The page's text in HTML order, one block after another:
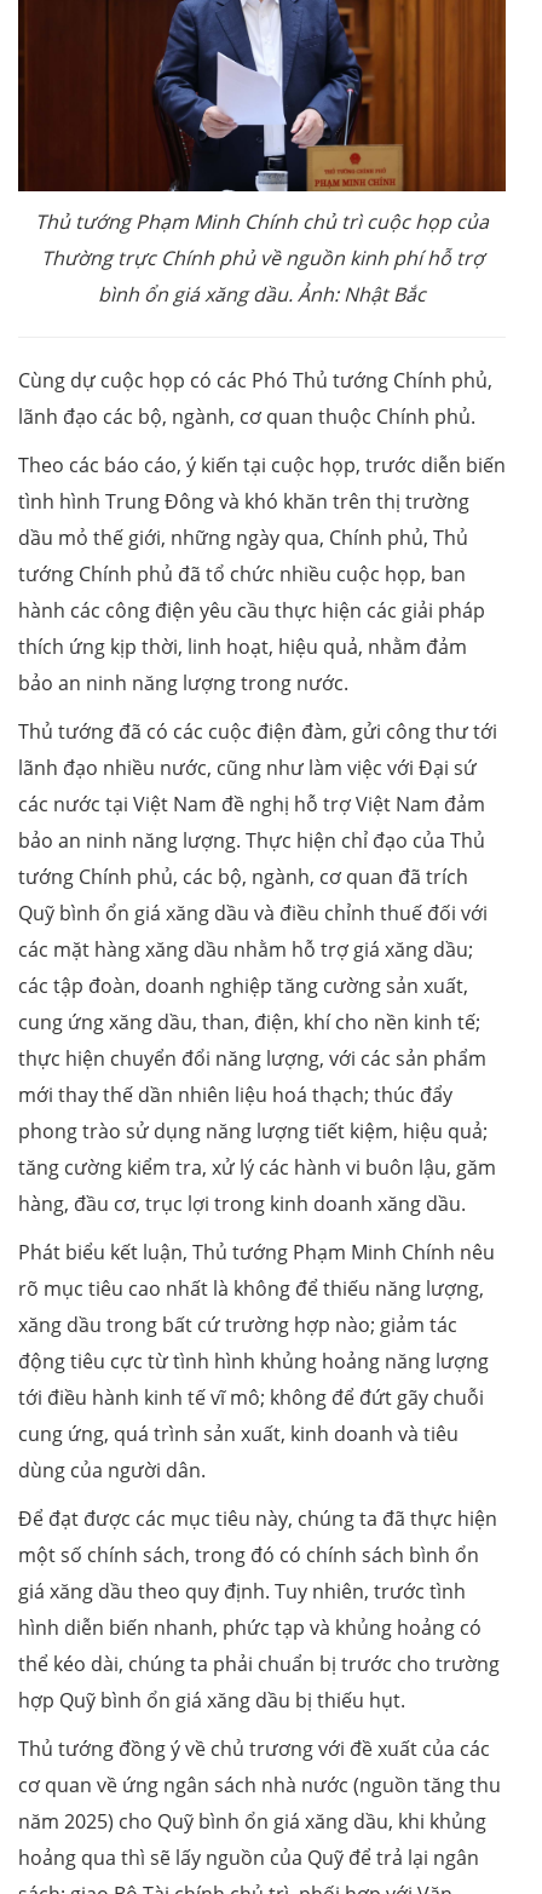
Thủ tướng Phạm Minh Chính chủ trì cuộc họp của
Thường trực Chính phủ về nguồn kinh phí hỗ trợ
bình ổn giá xăng dầu. Ảnh: Nhật Bắc
Cùng dự cuộc họp có các Phó Thủ tướng Chính phủ,
lãnh đạo các bộ, ngành, cơ quan thuộc Chính phủ.
Theo các báo cáo, ý kiến tại cuộc họp, trước diễn biến
tình hình Trung Đông và khó khăn trên thị trường
dầu mỏ thế giới, những ngày qua, Chính phủ, Thủ
tướng Chính phủ đã tổ chức nhiều cuộc họp, ban
hành các công điện yêu cầu thực hiện các giải pháp
thích ứng kịp thời, linh hoạt, hiệu quả, nhằm đảm
bảo an ninh năng lượng trong nước.
Thủ tướng đã có các cuộc điện đàm, gửi công thư tới
lãnh đạo nhiều nước, cũng như làm việc với Đại sứ
các nước tại Việt Nam đề nghị hỗ trợ Việt Nam đảm
bảo an ninh năng lượng. Thực hiện chỉ đạo của Thủ
tướng Chính phủ, các bộ, ngành, cơ quan đã trích
Quỹ bình ổn giá xăng dầu và điều chỉnh thuế đối với
các mặt hàng xăng dầu nhằm hỗ trợ giá xăng dầu;
các tập đoàn, doanh nghiệp tăng cường sản xuất,
cung ứng xăng dầu, than, điện, khí cho nền kinh tế;
thực hiện chuyển đổi năng lượng, với các sản phẩm
mới thay thế dần nhiên liệu hoá thạch; thúc đẩy
phong trào sử dụng năng lượng tiết kiệm, hiệu quả;
tăng cường kiểm tra, xử lý các hành vi buôn lậu, găm
hàng, đầu cơ, trục lợi trong kinh doanh xăng dầu.
Phát biểu kết luận, Thủ tướng Phạm Minh Chính nêu
rõ mục tiêu cao nhất là không để thiếu năng lượng,
xăng dầu trong bất cứ trường hợp nào; giảm tác
động tiêu cực từ tình hình khủng hoảng năng lượng
tới điều hành kinh tế vĩ mô; không để đứt gãy chuỗi
cung ứng, quá trình sản xuất, kinh doanh và tiêu
dùng của người dân.
Để đạt được các mục tiêu này, chúng ta đã thực hiện
một số chính sách, trong đó có chính sách bình ổn
giá xăng dầu theo quy định. Tuy nhiên, trước tình
hình diễn biến nhanh, phức tạp và khủng hoảng có
thể kéo dài, chúng ta phải chuẩn bị trước cho trường
hợp Quỹ bình ổn giá xăng dầu bị thiếu hụt.
Thủ tướng đồng ý về chủ trương với đề xuất của các
cơ quan về ứng ngân sách nhà nước (nguồn tăng thu
năm 2025) cho Quỹ bình ổn giá xăng dầu, khi khủng
hoảng qua thì sẽ lấy nguồn của Quỹ để trả lại ngân